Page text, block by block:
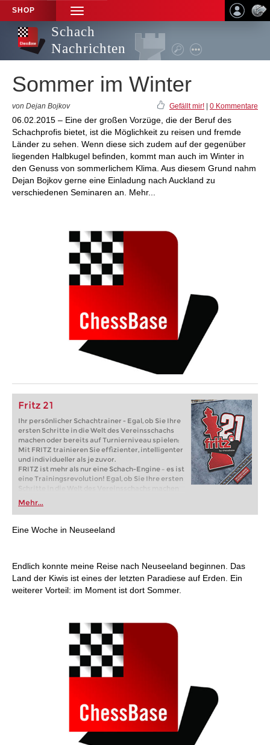
SHOP
TOGGLE
NAVIGATION
Schach
Nachrichten
Sommer im Winter
von Dejan Bojkov Gefällt mir! 0 Kommentare
06.02.2015 – Eine der großen Vorzüge, die der Beruf des
Schachprofis bietet, ist die Möglichkeit zu reisen und fremde
Länder zu sehen. Wenn diese sich zudem auf der gegenüber
liegenden Halbkugel befinden, kommt man auch im Winter in
den Genuss von sommerlichem Klima. Aus diesem Grund nahm
Dejan Bojkov gerne eine Einladung nach Auckland zu
verschiedenen Seminaren an. Mehr...
Fritz 21
Ihr persönlicher Schachtrainer - Egal, ob Sie Ihre
ersten Schritte in die Welt des Vereinsschachs
machen oder bereits auf Turnierniveau spielen:
Mit FRITZ trainieren Sie effizienter, intelligenter
und individueller als je zuvor.
FRITZ ist mehr als nur eine Schach-Engine – es ist
eine Trainingsrevolution! Egal, ob Sie Ihre ersten
Schritte in die Welt des Vereinsschachs machen
oder bereits auf Turnierniveau spielen: Mit
FRITZ trainieren Sie effizienter, intelligenter und
individueller als je zuvor.
Mehr...
Eine Woche in Neuseeland
Endlich konnte meine Reise nach Neuseeland beginnen. Das
Land der Kiwis ist eines der letzten Paradiese auf Erden. Ein
weiterer Vorteil: im Moment ist dort Sommer.